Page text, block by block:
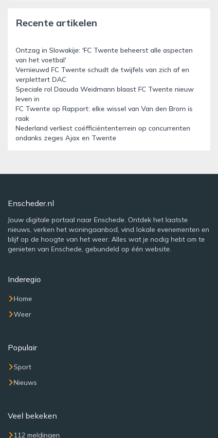
Recente artikelen
Ontzag in Slowakije: 'FC Twente beheerst alle aspecten
van het voetbal'
Vernieuwd FC Twente schudt de twijfels van zich af en
verplettert DAC
Speciale rol Daouda Weidmann blaast FC Twente nieuw
leven in
FC Twente op Rapport: elke wissel van Van den Brom is
raak
Nederland verliest coëfficiëntenterrein op concurrenten
ondanks zeges Ajax en Twente
Enscheder.nl
Jouw digitale portaal naar Enschede. Ontdek het laatste
nieuws, verken het woningaanbod, vind lokale evenementen en
blijf op de hoogte van het weer. Alles wat je nodig hebt om te
genieten van Enschede, gebundeld op één website.
Inderegio
Home
Weer
Populair
Sport
Nieuws
Veel bekeken
112 meldingen